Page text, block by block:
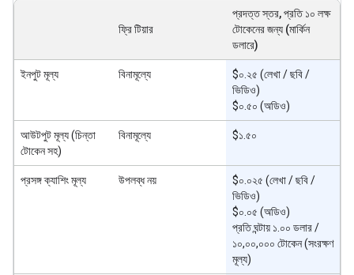
ফ্রি টিয়ার
প্রদত্ত স্তর, প্রতি ১০ লক্ষ
টোকেনের জন্য (মার্কিন
ডলারে)
ইনপুট মূল্য বিনামূল্যে
$০.২৫ (লেখা / ছবি /
ভিডিও)
$০.৫০ (অডিও)
আউটপুট মূল্য (চিন্তা
টোকেন সহ)
বিনামূল্যে $১.৫০
প্রসঙ্গ ক্যাশিং মূল্য উপলব্ধ নয়
$০.০২৫ (লেখা / ছবি /
ভিডিও)
$০.০৫ (অডিও)
প্রতি ঘন্টায় ১.০০ ডলার /
১০,০০,০০০ টোকেন (সংরক্ষণ
মূল্য)